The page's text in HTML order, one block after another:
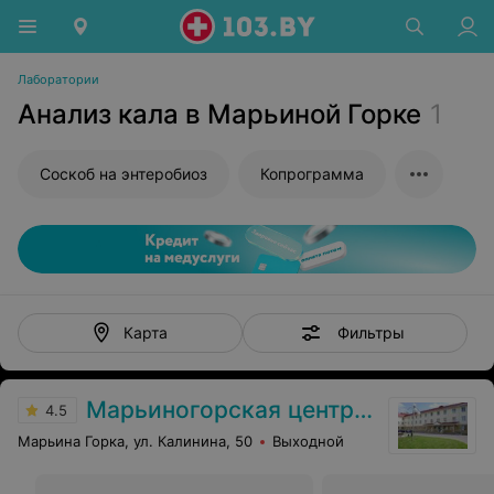
Лаборатории
Анализ кала в Марьиной Горке 1
Соскоб на энтеробиоз Копрограмма
Карта Фильтры
4.5 Марьиногорская центральная районная больница
Марьина Горка, ул. Калинина, 50 Выходной